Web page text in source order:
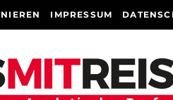
IMPRESSUM